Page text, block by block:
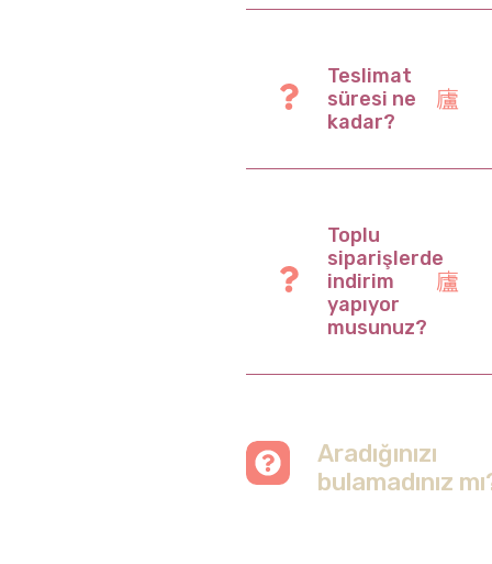
Teslimat
süresi ne
kadar?
Toplu
siparişlerde
indirim
yapıyor
musunuz?
Aradığınızı
bulamadınız